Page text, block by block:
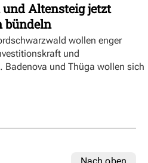
Altensteig jetzt
bündeln
wollen enger
und
Badenova und Thüga wollen sich